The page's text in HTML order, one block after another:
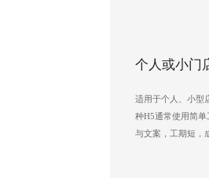
个人或小门
适用于个人、小型
种H5通常使用简
与文案，工期短，